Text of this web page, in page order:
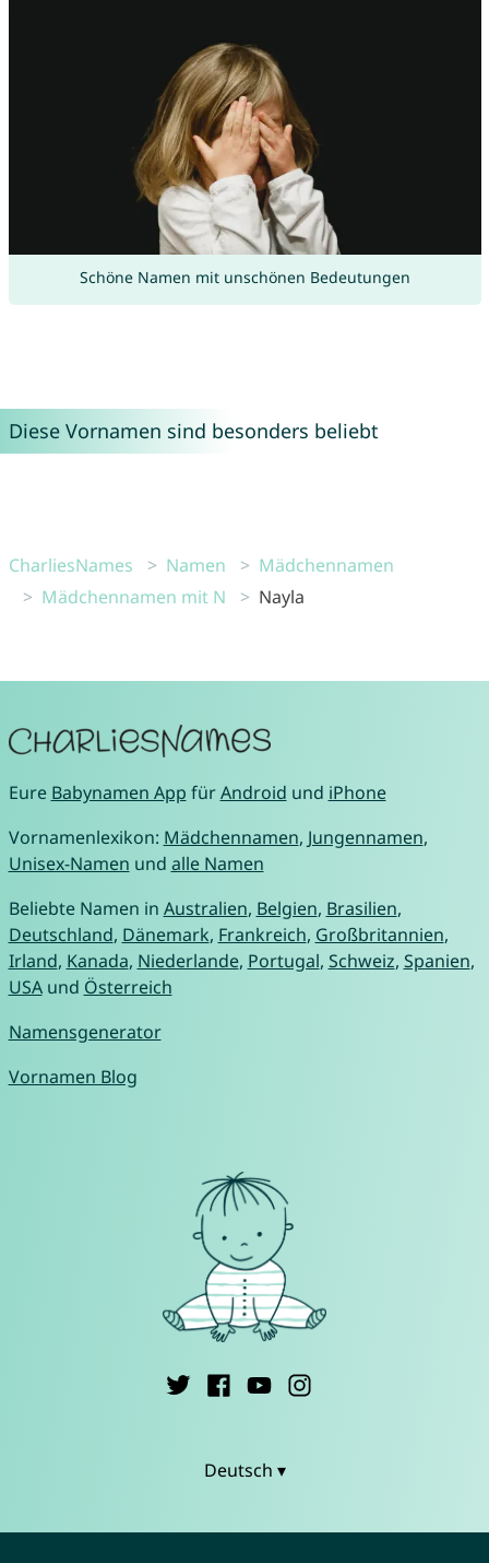
Schöne Namen mit unschönen Bedeutungen
Diese Vornamen sind besonders beliebt
CharliesNames Namen
Mädchennamen
Mädchennamen mit N
Nayla
Eure Babynamen App fürAndroid und iPhone
Vornamenlexikon: Mädchennamen, Jungennamen,
Unisex-Namen und alle Namen
Beliebte Namen in Australien, Belgien, Brasilien,
Deutschland, Dänemark, Frankreich, Großbritannien,
Irland, Kanada, Niederlande, Portugal, Schweiz, Spanien,
USAund Österreich
Namensgenerator
Vornamen Blog
Deutsch ▾